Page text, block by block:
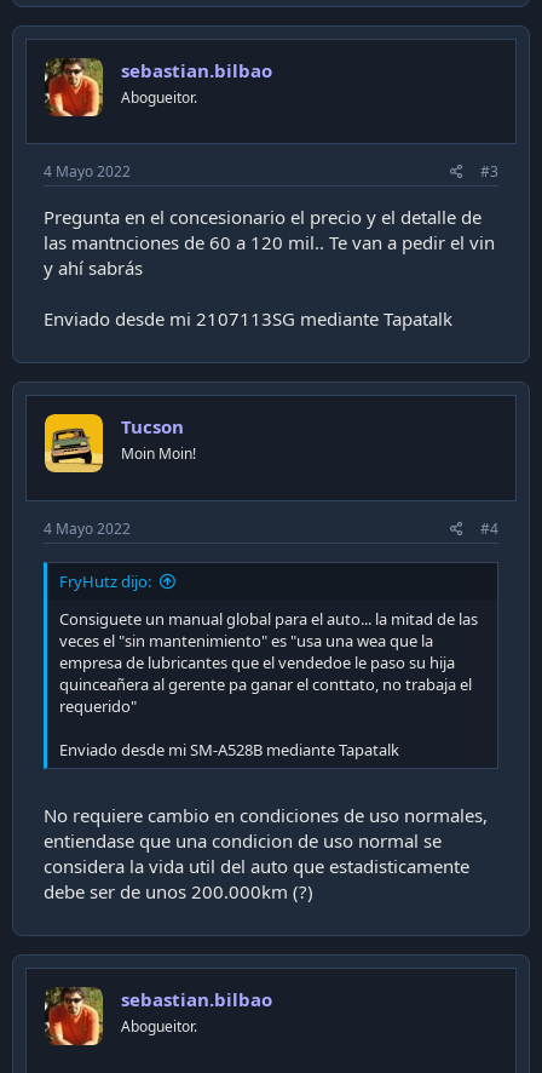
c
t
o
n
s
sebastian.bilbao
Abogueitor.
4 Mayo 2022 #3
Pregunta en el concesionario el precio y el detalle de
las mantnciones de 60 a 120 mil.. Te van a pedir el vin
y ahí sabrás
Enviado desde mi 2107113SG mediante Tapatalk
Tucson
Moin Moin!
4 Mayo 2022 #4
FryHutz dijo:
Consiguete un manual global para el auto... la mitad de las
veces el "sin mantenimiento" es "usa una wea que la
empresa de lubricantes que el vendedoe le paso su hija
quinceañera al gerente pa ganar el conttato, no trabaja el
requerido"
Enviado desde mi SM-A528B mediante Tapatalk
No requiere cambio en condiciones de uso normales,
entiendase que una condicion de uso normal se
considera la vida util del auto que estadisticamente
debe ser de unos 200.000km (?)
sebastian.bilbao
Abogueitor.